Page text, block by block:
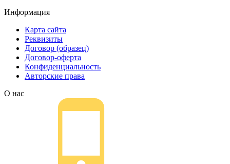
Информация
Карта сайта
Реквизиты
Договор (образец)
Договор-оферта
Конфиденциальность
Авторские права
О нас